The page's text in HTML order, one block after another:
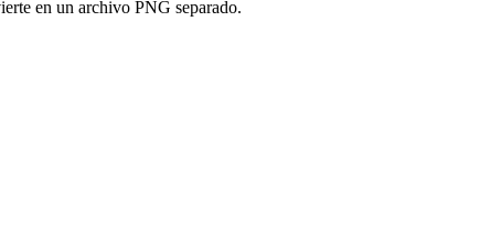
en un archivo PNG separado.